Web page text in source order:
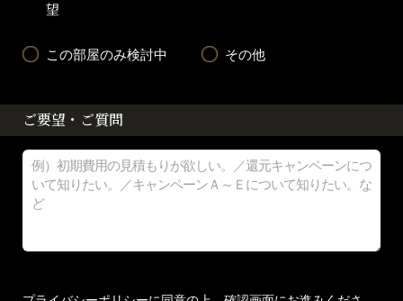
望
この部屋のみ検討中 その他
ご要望・ご質問